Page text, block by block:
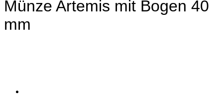
Münze Artemis mit Bogen 40
mm